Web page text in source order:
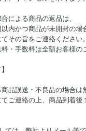
による商品の返品は、
かつ商品が未開封の場
の旨をご連絡ください。
手数料は全額お客様の
品誤送・不良品の場合は
連絡の上、商品到着後